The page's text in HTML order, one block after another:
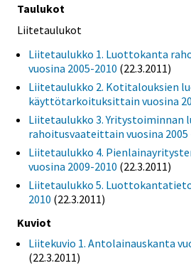
Taulukot
Liitetaulukot
Liitetaulukko 1. Luottokanta
vuosina 2005-2010 (22.3.2011)
Liitetaulukko 2. Kotitalouksien
käyttötarkoituksittain vuosina
Liitetaulukko 3. Yritystoiminnan
rahoitusvaateittain vuosina 2005
Liitetaulukko 4.
vuosina 2009-2010 (22.3.2011)
Liitetaulukko 5.
2010 (22.3.2011)
Kuviot
Liitekuvio 1. Antolainauskanta
(22.3.2011)